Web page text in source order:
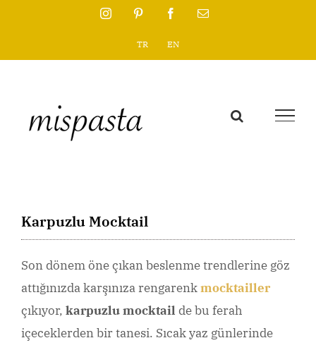
InstagramPinterest FacebookEmail
TR EN
Karpuzlu Mocktail
Son dönem öne çıkan beslenme trendlerine göz
attığınızda karşınıza rengarenkmocktailler
çıkıyor, karpuzlu mocktail de bu ferah
içeceklerden bir tanesi. Sıcak yaz günlerinde